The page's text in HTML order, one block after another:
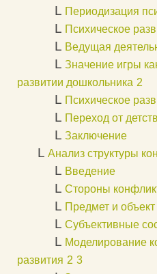
L Периодизация
L Психическое
L Ведущая
L Значение игры
развитии дошкольника 2
L Психическое
L Переход от
L Заключение
L Анализ структуры
L Введение
L Стороны
L Предмет и
L Субъективные
L Моделирование
развития 2 3